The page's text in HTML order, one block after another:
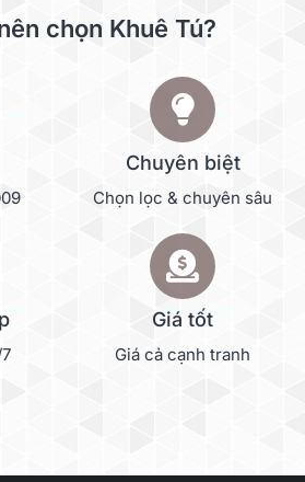
chọn Khuê Tú?
Chuyên biệt
Chọn lọc & chuyên sâu
Giá tốt
Giá cả cạnh tranh